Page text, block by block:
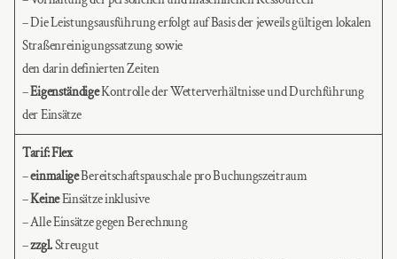
– Die Leistungsausführung erfolgt auf Basis der jeweils gültigen lokalen
Straßenreinigungssatzung sowie
den darin definierten Zeiten
–EigenständigeKontrolle der Wetterverhältnisse und Durchführung
der Einsätze
Tarif: Flex
–einmaligeBereitschaftspauschale pro Buchungszeitraum
–KeineEinsätze inklusive
– Alle Einsätze gegen Berechnung
–zzgl.Streugut